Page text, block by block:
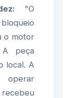
"O
o motor
peça
local. A